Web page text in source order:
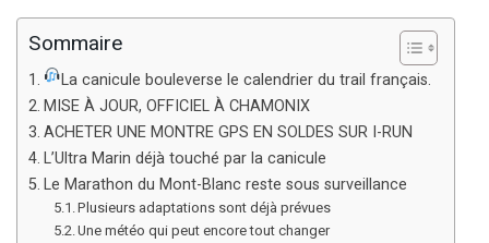
Sommaire
La canicule bouleverse le calendrier du trail français.
MISE À JOUR, OFFICIEL À CHAMONIX
ACHETER UNE MONTRE GPS EN SOLDES SUR I-RUN
L’Ultra Marin déjà touché par la canicule
Le Marathon du Mont-Blanc reste sous surveillance
Plusieurs adaptations sont déjà prévues
Une météo qui peut encore tout changer